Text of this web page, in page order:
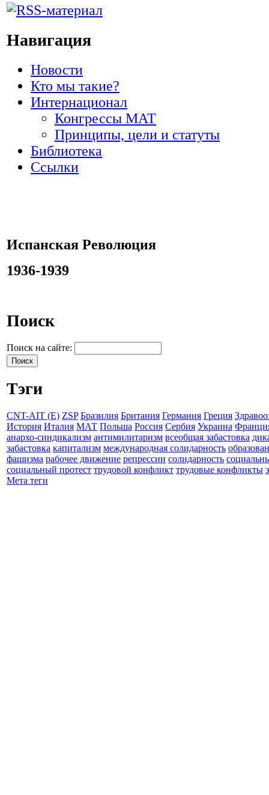
Навигация
Новости
Кто мы такие?
Интернационал
Конгрессы МАТ
Принципы, цели и статуты
Библиотека
Ссылки
Испанская Революция
1936-1939
Поиск
Поиск на сайте:
Тэги
CNT-AIT (E) ZSP Бразилия Британия Германия Греция
История Италия МАТ Польша Россия Сербия Украина
анархо-синдикализм антимилитаризм всеобщая забастовка
забастовка капитализм международная солидарность
фашизма рабочее движение репрессии солидарность
социальный протест трудовой конфликт трудовые конфликты
Мета теги